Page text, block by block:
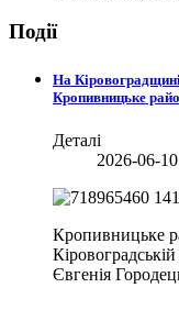
Події
На
Кропивницьке
Деталі
2026-06-
Кропивницьке
Євгенія